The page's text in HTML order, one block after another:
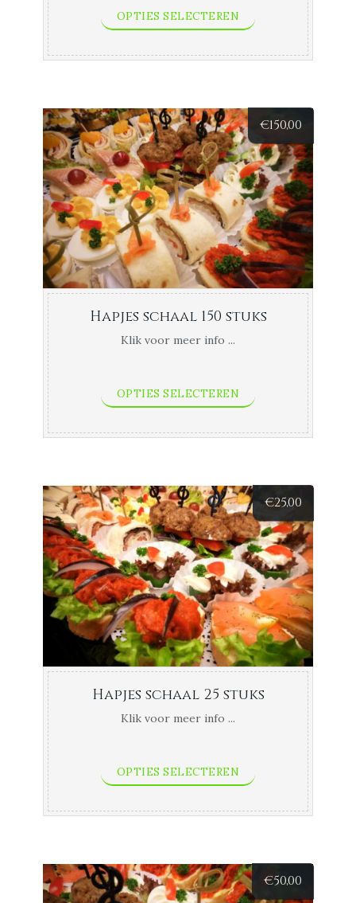
OPTIES SELECTEREN
€150,00
Hapjes schaal 150 stuks
Klik voor meer info ...
OPTIES SELECTEREN
€25,00
Hapjes schaal 25 stuks
Klik voor meer info ...
OPTIES SELECTEREN
€50,00